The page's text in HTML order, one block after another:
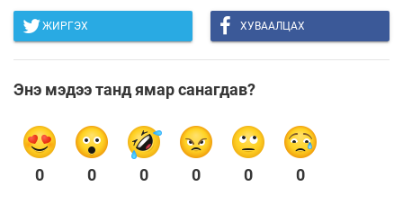
ЖИРГЭХ ХУВААЛЦАХ
Энэ мэдээ танд ямар санагдав?
0 0 0 0 0 0